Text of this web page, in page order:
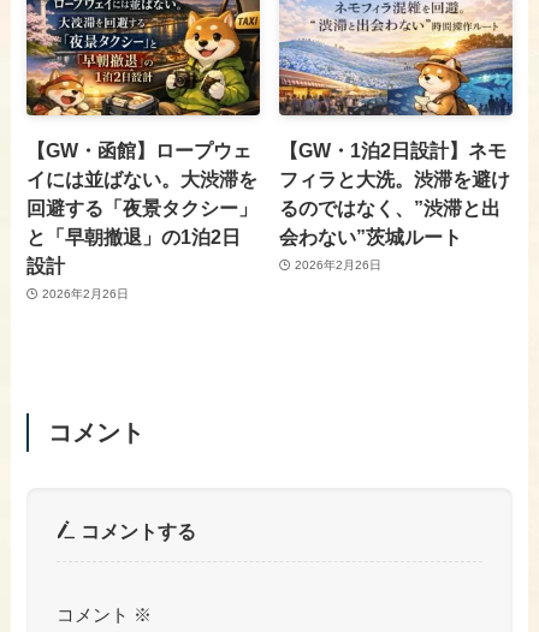
【GW・函館】ロープウェ
イには並ばない。大渋滞を
回避する「夜景タクシー」
と「早朝撤退」の1泊2日
設計
2026年2月26日
【GW・1泊2日設計】ネモ
フィラと大洗。渋滞を避け
るのではなく、”渋滞と出
会わない”茨城ルート
2026年2月26日
コメント
コメントする
コメント ※